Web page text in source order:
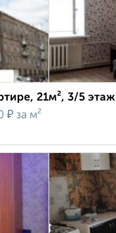
21м², 3/5 этаж
₽ за м²